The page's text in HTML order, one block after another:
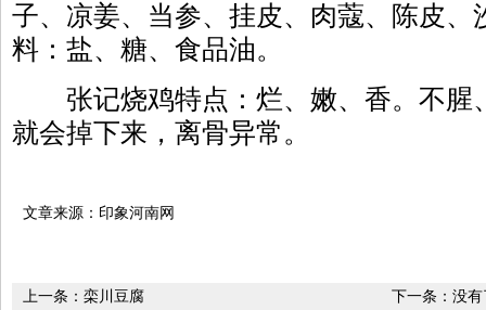
子、凉姜、当参、挂皮、肉蔻、陈皮、
料：盐、糖、食品油。
张记烧鸡特点：烂、嫩、香。不腥
就会掉下来，离骨异常。
文章来源：印象河南网
下一条：没有
上一条： 栾川豆腐